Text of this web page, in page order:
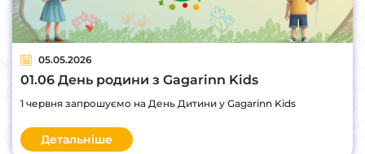
05.05.2026
01.06 День родини з Gagarinn Kids
1 червня запрошуємо на День Дитини у Gagarinn Kids
Детальніше